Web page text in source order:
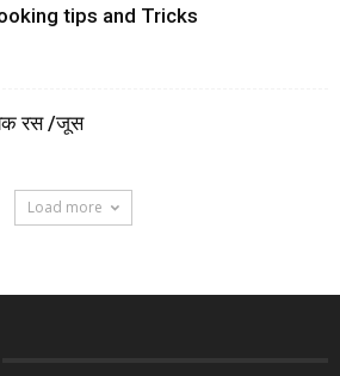
tips and Tricks
रस /जूस
Load more